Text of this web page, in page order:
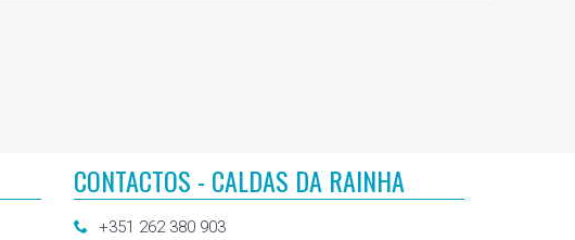
CONTACTOS - CALDAS DA RAINHA
+351 262 380 903